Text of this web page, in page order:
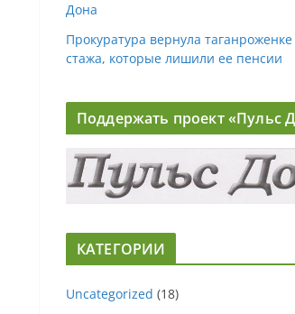
Дона
Прокуратура вернула таганроженке
стажа, которые лишили ее пенсии
Поддержать проект «Пульс
КАТЕГОРИИ
Uncategorized (18)